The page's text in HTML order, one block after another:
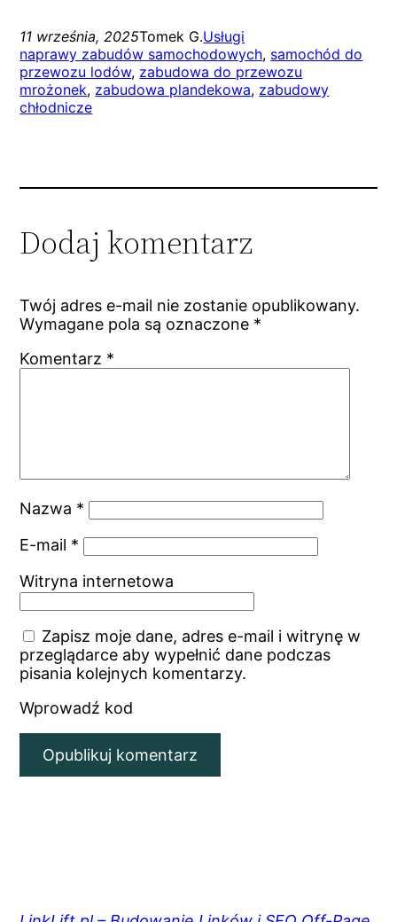
11 września, 2025Tomek G.Usługi
naprawy zabudów samochodowych, samochód do
przewozu lodów, zabudowa do przewozu
mrożonek, zabudowa plandekowa, zabudowy
chłodnicze
Dodaj komentarz
Twój adres e-mail nie zostanie opublikowany.
Wymagane pola są oznaczone *
Komentarz *
Nazwa *
E-mail *
Witryna internetowa
Zapisz moje dane, adres e-mail i witrynę w
przeglądarce aby wypełnić dane podczas
pisania kolejnych komentarzy.
Wprowadź kod